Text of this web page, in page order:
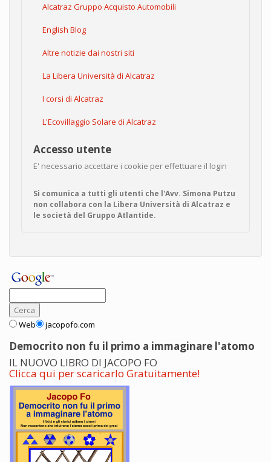
Alcatraz Gruppo Acquisto Automobili
English Blog
Altre notizie dai nostri siti
La Libera Università di Alcatraz
I corsi di Alcatraz
L'Ecovillaggio Solare di Alcatraz
Accesso utente
E' necessario accettare i cookie per effettuare il login
Si comunica a tutti gli utenti che l'Avv. Simona Putzu
non collabora con la Libera Università di Alcatraz e
le società del Gruppo Atlantide.
Web jacopofo.com
Democrito non fu il primo a immaginare l'atomo
IL NUOVO LIBRO DI JACOPO FO
Clicca qui per scaricarlo Gratuitamente!